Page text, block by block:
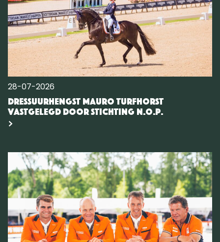
28-07-2026
Dressuurhengst Mauro Turfhorst
vastgelegd door Stichting N.O.P.